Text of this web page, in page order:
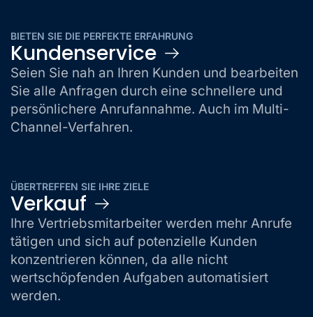
BIETEN SIE DIE PERFEKTE ERFAHRUNG
Kundenservice
Seien Sie nah an Ihren Kunden und bearbeiten
Sie alle Anfragen durch eine schnellere und
persönlichere Anrufannahme. Auch im Multi-
Channel-Verfahren.
ÜBERTREFFEN SIE IHRE ZIELE
Verkauf
Ihre Vertriebsmitarbeiter werden mehr Anrufe
tätigen und sich auf potenzielle Kunden
konzentrieren können, da alle nicht
wertschöpfenden Aufgaben automatisiert
werden.